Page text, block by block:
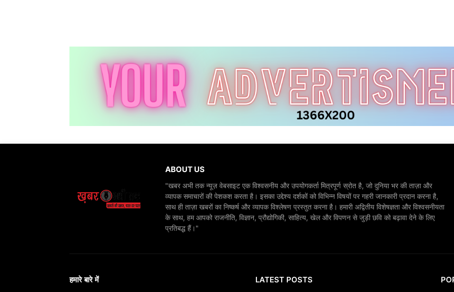
ABOUT US
"खबर अभी तक न्यूज़ वेबसाइट एक विश्वसनीय और उपयोगकर्ता मित्रपूर्ण स्रोत है, जो दुनिया भर की ताज़ा और
व्यापक समाचारों की पेशकश करता है। इसका उद्देश्य दर्शकों को विभिन्न विषयों पर गहरी जानकारी प्रदान करना है,
साथ ही ताज़ा खबरों का निष्कर्ष और व्यापक विश्लेषण प्रस्तुत करना है। हमारी अद्वितीय विशेषज्ञता और विश्वसनीयता
के साथ, हम आपको राजनीति, विज्ञान, प्रौद्योगिकी, साहित्य, खेल और विपणन से जुड़ी छवि को बढ़ावा देने के लिए
प्रतिबद्ध हैं।"
हमारे बारे में LATEST POSTS